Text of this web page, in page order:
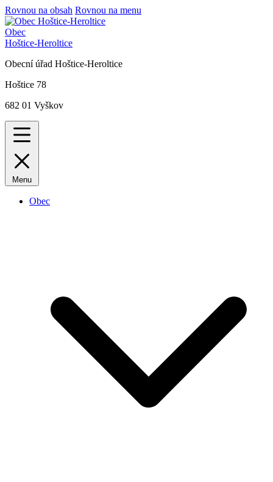
Rovnou na obsah Rovnou na menu
Obec
Hoštice-Heroltice
Obecní úřad Hoštice-Heroltice
Hoštice 78
682 01 Vyškov
Menu
Obec